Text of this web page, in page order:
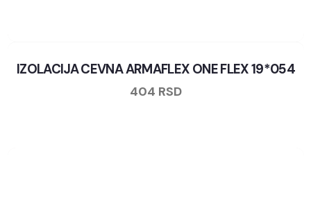
IZOLACIJA CEVNA ARMAFLEX ONE FLEX 19*054
404 RSD